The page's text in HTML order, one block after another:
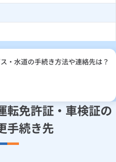
・水道の手続き方法や連絡先は？
転免許証・車検証の
手続き先